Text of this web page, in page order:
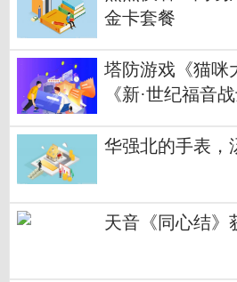
金卡套餐
塔防游戏《猫咪
《新·世纪福音
华强北的手表，
天音《同心结》